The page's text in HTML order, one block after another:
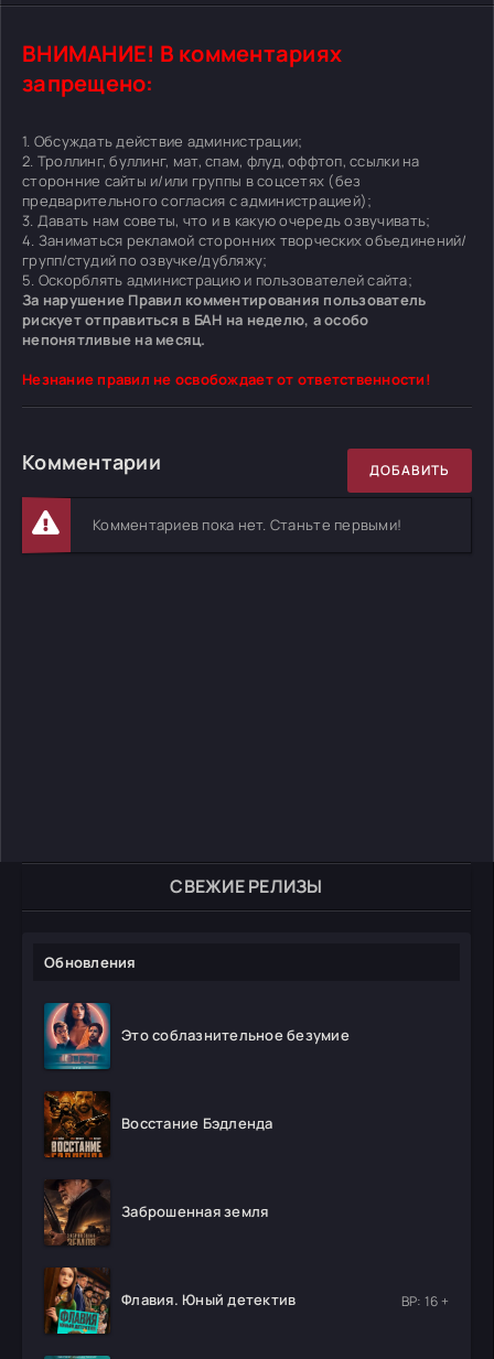
СВЕЖИЕ РЕЛИЗЫ
Обновления
Это соблазнительное безумие
Восстание Бэдленда
Заброшенная земля
Флавия. Юный детектив ВР: 16 +
ВНИМАНИЕ! В комментариях
запрещено:
1. Обсуждать действие администрации;
2. Троллинг, буллинг, мат, спам, флуд, оффтоп, ссылки на
сторонние сайты и/или группы в соцсетях (без
предварительного согласия с администрацией);
3. Давать нам советы, что и в какую очередь озвучивать;
4. Заниматься рекламой сторонних творческих объединений/
групп/студий по озвучке/дубляжу;
5. Оскорблять администрацию и пользователей сайта;
За нарушение Правил комментирования пользователь
рискует отправиться в БАН на неделю, а особо
непонятливые на месяц.
Незнание правил не освобождает от ответственности!
Комментарии ДОБАВИТЬ
Комментариев пока нет. Станьте первыми!